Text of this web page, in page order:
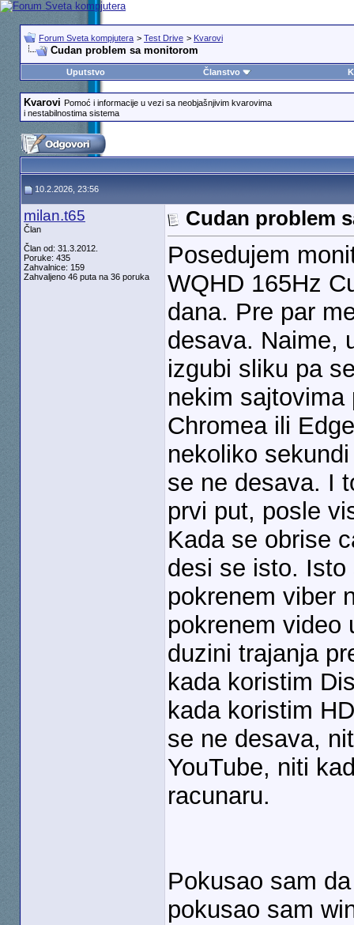
Forum Sveta kompjutera > Test Drive > Kvarovi
Cudan problem sa monitorom
Uputstvo Članstvo
Kvarovi Pomoć i informacije u vezi sa neobjašnjivim kvarovima
i nestabilnostima sistema
10.2.2026, 23:56
milan.t65
Član
Član od: 31.3.2012.
Poruke: 435
Zahvalnice: 159
Zahvaljeno 46 puta na 36 poruka
Cudan problem
Posedujem
WQHD 165Hz
dana. Pre par
desava. Naime,
izgubi sliku pa
nekim sajtovima
Chromea ili
nekoliko
se ne desava. I
prvi put, posle
Kada se obrise
desi se isto.
pokrenem viber
pokrenem video
duzini trajanja
kada koristim
kada koristim
se ne desava,
YouTube, niti
racunaru.
Pokusao sam
pokusao sam